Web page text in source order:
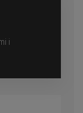
i